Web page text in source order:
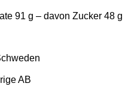
91 g – davon Zucker 48 g
AB